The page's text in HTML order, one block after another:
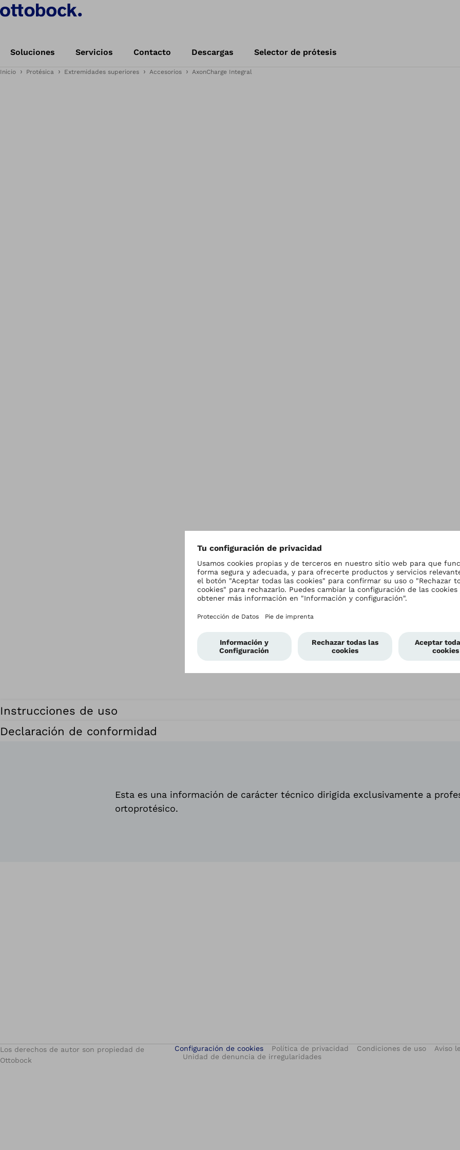
Soluciones Servicios Contacto Descargas Selector de prótesis
Inicio Protésica Extremidades superiores Accesorios AxonCharge Integral
Instrucciones de uso
Declaración de conformidad
Esta es una información de carácter técnico dirigida exclusivamente a
ortoprotésico.
Los derechos de autor son propiedad de
Ottobock
Configuración de cookies Política de privacidad Condiciones de uso Aviso
Unidad de denuncia de irregularidades